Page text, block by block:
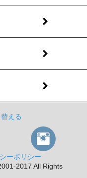
える
ーポリシー
2017 All Rights